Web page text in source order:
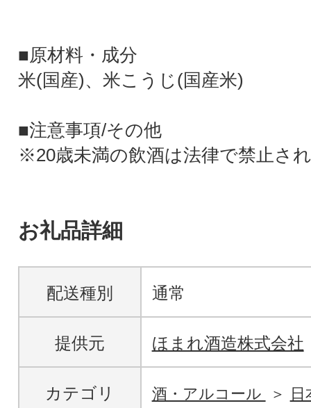
■原材料・成分
米(国産)、米こうじ(国産米)
■注意事項/その他
※20歳未満の飲酒は法律で禁止さ
お礼品詳細
配送種別 通常
提供元 ほまれ酒造株式会社
カテゴリ 酒・アルコール